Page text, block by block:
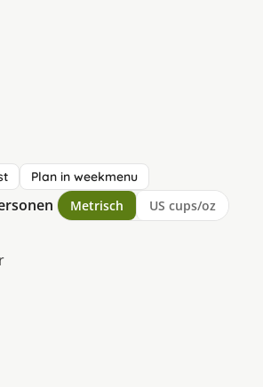
Plan in weekmenu
Metrisch US cups/oz